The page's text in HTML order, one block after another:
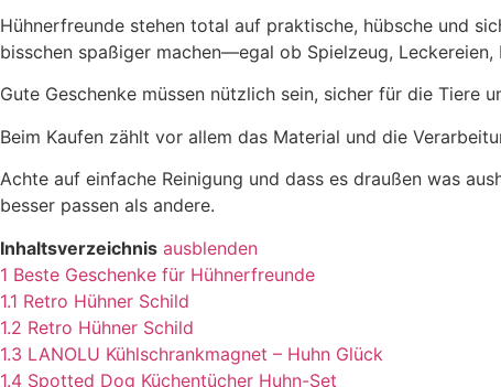
Hühnerfreunde stehen total auf praktische, hübsche und
bisschen spaßiger machen—egal ob Spielzeug,
Gute Geschenke müssen nützlich sein, sicher für die
Beim Kaufen zählt vor allem das Material und die
Achte auf einfache Reinigung und dass es draußen was
besser passen als andere.
Inhaltsverzeichnis ausblenden
1 Beste Geschenke für Hühnerfreunde
1.1 Retro Hühner Schild
1.2 Retro Hühner Schild
1.3 LANOLU Kühlschrankmagnet – Huhn Glück
1.4 Spotted Dog Küchentücher Huhn-Set